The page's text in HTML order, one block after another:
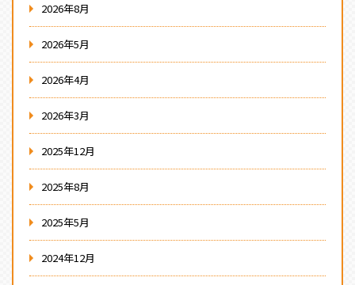
2026年8月
2026年5月
2026年4月
2026年3月
2025年12月
2025年8月
2025年5月
2024年12月